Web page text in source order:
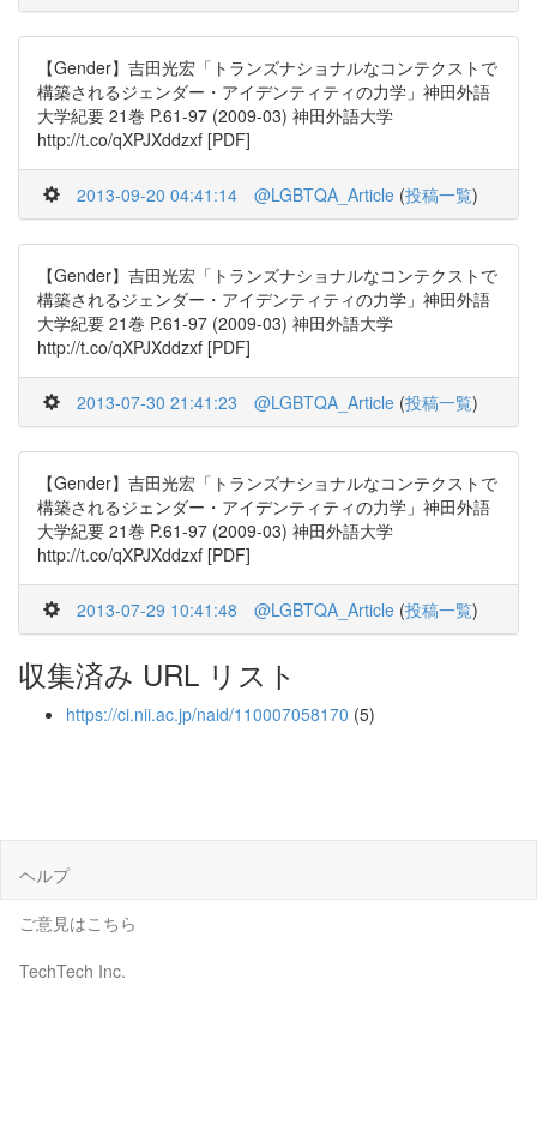
【Gender】吉田光宏「トランズナショナルなコンテクストで
構築されるジェンダー・アイデンティティの力学」神田外語
大学紀要 21巻 P.61-97 (2009-03) 神田外語大学
http://t.co/qXPJXddzxf [PDF]
2013-09-20 04:41:14 @LGBTQA_Article (投稿一覧)
【Gender】吉田光宏「トランズナショナルなコンテクストで
構築されるジェンダー・アイデンティティの力学」神田外語
大学紀要 21巻 P.61-97 (2009-03) 神田外語大学
http://t.co/qXPJXddzxf [PDF]
2013-07-30 21:41:23 @LGBTQA_Article (投稿一覧)
【Gender】吉田光宏「トランズナショナルなコンテクストで
構築されるジェンダー・アイデンティティの力学」神田外語
大学紀要 21巻 P.61-97 (2009-03) 神田外語大学
http://t.co/qXPJXddzxf [PDF]
2013-07-29 10:41:48 @LGBTQA_Article (投稿一覧)
収集済み URL リスト
https://ci.nii.ac.jp/naid/110007058170 (5)
ヘルプ
ご意見はこちら
TechTech Inc.